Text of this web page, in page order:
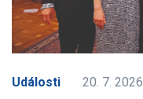
Události 20. 7. 2026